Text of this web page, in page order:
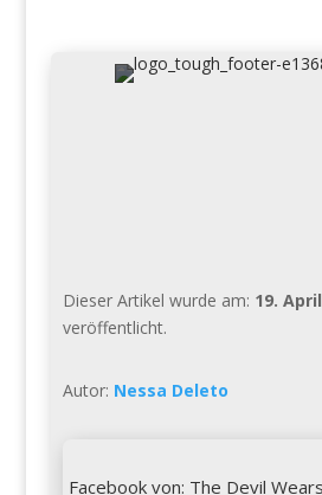
Dieser Artikel wurde am: 19.
veröffentlicht.
Autor: Nessa Deleto
Facebook von: The Devil